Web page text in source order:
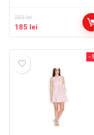
203lei
Prețul
inițial
203 lei.
185 lei
curent
-